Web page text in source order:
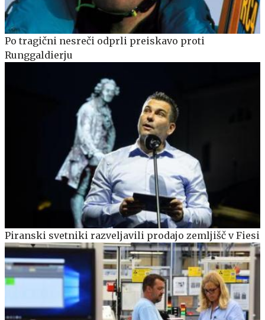
Po tragični nesreči odprli preiskavo proti
Runggaldierju
Piranski svetniki razveljavili prodajo zemljišč v Fiesi